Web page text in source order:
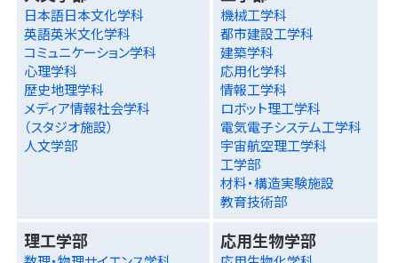
日本語日本文化学科
英語英米文化学科
コミュニケーション学科
心理学科
歴史地理学科
メディア情報社会学科
（スタジオ施設）
人文学部
機械工学科
都市建設工学科
建築学科
応用化学科
情報工学科
ロボット理工学科
電気電子システム工学科
宇宙航空理工学科
工学部
材料・構造実験施設
教育技術部
理工学部 応用生物学部